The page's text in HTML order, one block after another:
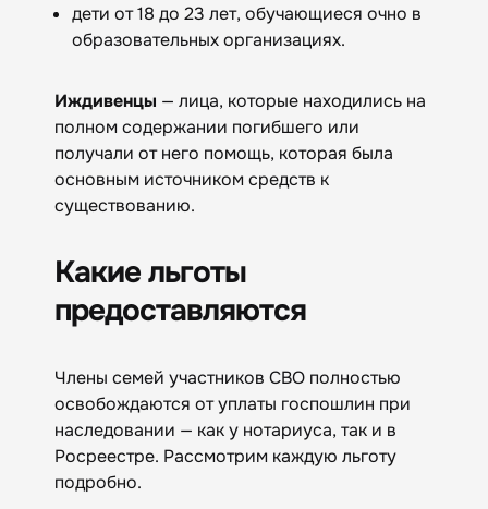
дети от 18 до 23 лет, обучающиеся очно в
образовательных организациях.
Иждивенцы — лица, которые находились на
полном содержании погибшего или
получали от него помощь, которая была
основным источником средств к
существованию.
Какие льготы
предоставляются
Члены семей участников СВО полностью
освобождаются от уплаты госпошлин при
наследовании — как у нотариуса, так и в
Росреестре. Рассмотрим каждую льготу
подробно.